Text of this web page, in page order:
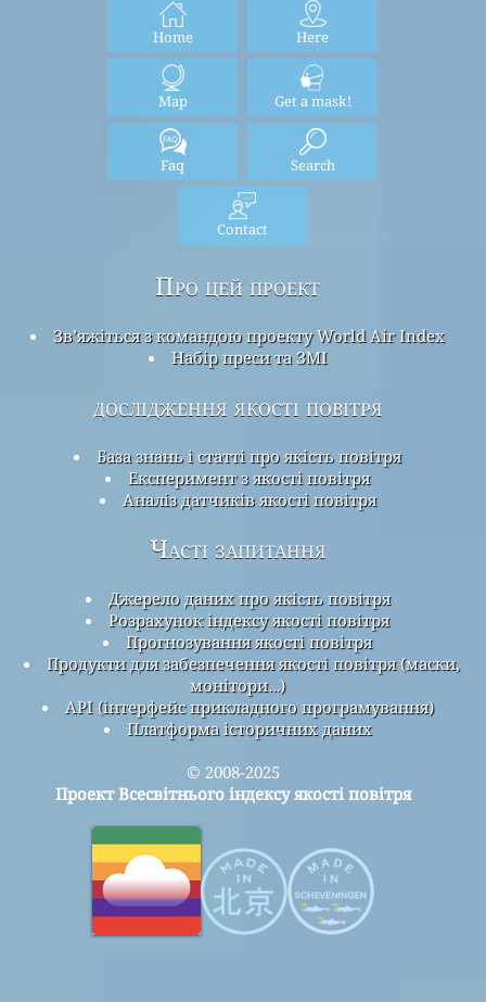
Home Here
Map Get a mask!
Faq Search
Contact
Про цей проект
Зв’яжіться з командою проекту World Air Index
Набір преси та ЗМІ
дослідження якості повітря
База знань і статті про якість повітря
Експеримент з якості повітря
Аналіз датчиків якості повітря
Часті запитання
Джерело даних про якість повітря
Розрахунок індексу якості повітря
Прогнозування якості повітря
Продукти для забезпечення якості повітря (маски,
монітори…)
API (інтерфейс прикладного програмування)
Платформа історичних даних
© 2008-2025
Проект Всесвітнього індексу якості повітря